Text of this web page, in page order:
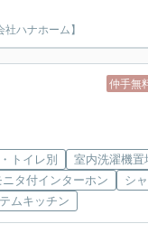
ハナホーム】
仲手無
トイレ別 室内洗濯機置
タ付インターホン
シ
ムキッチン